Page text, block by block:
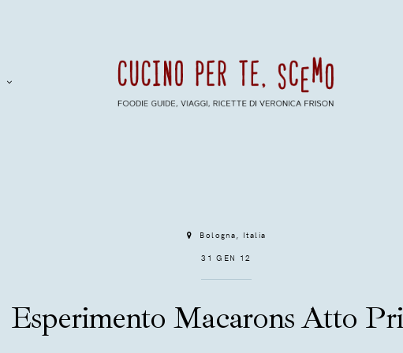
Bologna, Italia
31 GEN 12
Esperimento Macarons Atto